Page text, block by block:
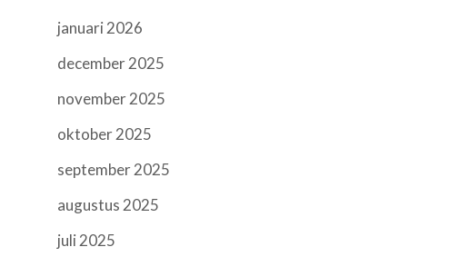
januari 2026
december 2025
november 2025
oktober 2025
september 2025
augustus 2025
juli 2025